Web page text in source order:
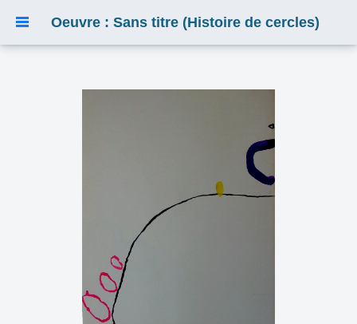
Oeuvre : Sans titre (Histoire de cercles)